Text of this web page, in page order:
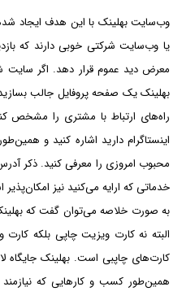
وب‌سایت بهلینک با این هدف ایجاد
یا وب‌سایت شرکتی خوبی دارند که
معرض دید عموم قرار دهد. اگر سایت
بهلینک یک صفحه پروفایل جالب
راه‌های ارتباط با مشتری را مشخص
اینستاگرام دارید اشاره کنید و
محبوب امروزی را معرفی کنید. ذکر
خدماتی که ارایه می‌کنید نیز
به صورت خلاصه می‌توان گفت که
البته نه کارت ویزیت چاپی بلکه
کارت‌های چاپبی است. بهلینک جایگاه
همین‌طور کسب و کارهایی که نیازمند